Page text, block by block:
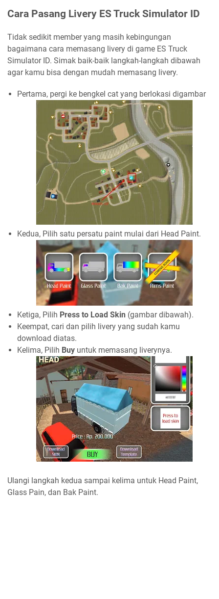
Cara Pasang Livery ES Truck Simulator ID
Tidak sedikit member yang masih kebingungan
bagaimana cara memasang livery di game ES Truck
Simulator ID. Simak baik-baik langkah-langkah dibawah
agar kamu bisa dengan mudah memasang livery.
Pertama, pergi ke bengkel cat yang berlokasi digambar
Kedua, Pilih satu persatu paint mulai dari Head Paint.
Ketiga, Pilih Press to Load Skin (gambar dibawah).
Keempat, cari dan pilih livery yang sudah kamu
download diatas.
Kelima, Pilih Buy untuk memasang liverynya.
Ulangi langkah kedua sampai kelima untuk Head Paint,
Glass Pain, dan Bak Paint.